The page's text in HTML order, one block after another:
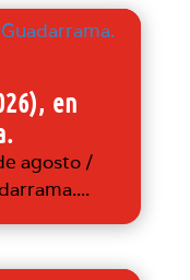
en
agosto /